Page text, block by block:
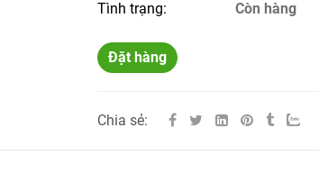
Tình trạng: Còn hàng
Đặt hàng
Chia sẻ: